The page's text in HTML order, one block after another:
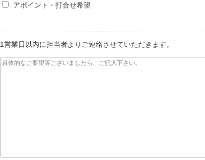
アポイント・打合せ希望
1営業日以内に担当者よりご連絡させていただきます。